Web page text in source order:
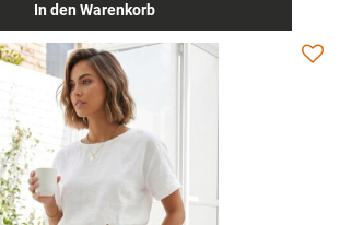
In den Warenkorb